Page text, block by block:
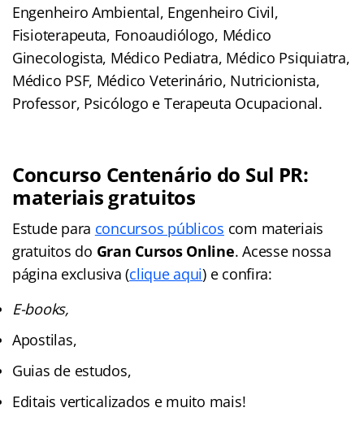
Engenheiro Ambiental, Engenheiro Civil,
Fisioterapeuta, Fonoaudiólogo, Médico
Ginecologista, Médico Pediatra, Médico Psiquiatra,
Médico PSF, Médico Veterinário, Nutricionista,
Professor, Psicólogo e Terapeuta Ocupacional.
Concurso Centenário do Sul PR:
materiais gratuitos
Estude para concursos públicos com materiais
gratuitos do Gran Cursos Online. Acesse nossa
página exclusiva (clique aqui) e confira:
E-books,
Apostilas,
Guias de estudos,
Editais verticalizados e muito mais!